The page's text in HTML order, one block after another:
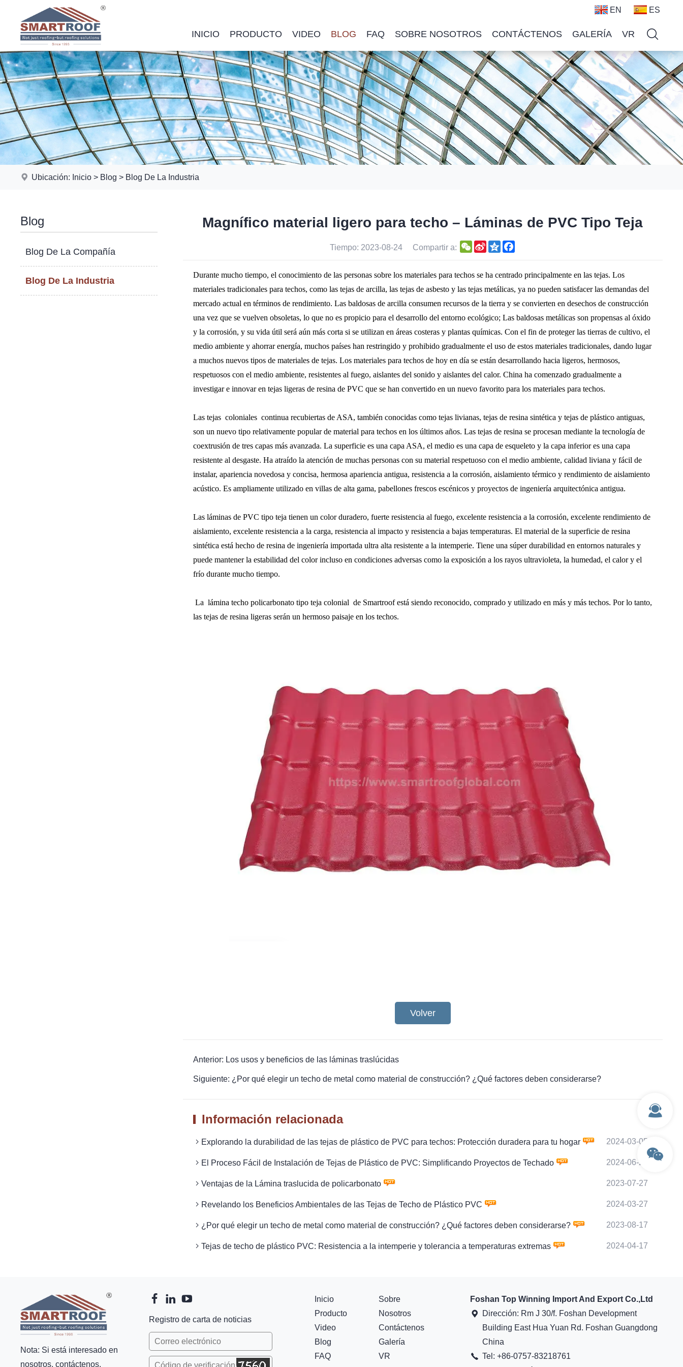
INICIO PRODUCTO VIDEO BLOG FAQ SOBRE NOSOTROS CONTÁCTENOS GALERÍA VR
EN ES
Ubicación: Inicio > Blog > Blog De La Industria
Blog
Blog De La Compañía
Blog De La Industria
Magnífico material ligero para techo – Láminas de PVC Tipo Teja
Tiempo: 2023-08-24 Compartir a: WeChat
Sina
Weibo
QzoneFacebook
Durante mucho tiempo, el conocimiento de las personas sobre los materiales para techos se ha centrado principalmente en las tejas. Los
materiales tradicionales para techos, como las tejas de arcilla, las tejas de asbesto y las tejas metálicas, ya no pueden satisfacer las demandas del
mercado actual en términos de rendimiento. Las baldosas de arcilla consumen recursos de la tierra y se convierten en desechos de construcción
una vez que se vuelven obsoletas, lo que no es propicio para el desarrollo del entorno ecológico; Las baldosas metálicas son propensas al óxido
y la corrosión, y su vida útil será aún más corta si se utilizan en áreas costeras y plantas químicas. Con el fin de proteger las tierras de cultivo, el
medio ambiente y ahorrar energía, muchos países han restringido y prohibido gradualmente el uso de estos materiales tradicionales, dando lugar
a muchos nuevos tipos de materiales de tejas. Los materiales para techos de hoy en día se están desarrollando hacia ligeros, hermosos,
respetuosos con el medio ambiente, resistentes al fuego, aislantes del sonido y aislantes del calor. China ha comenzado gradualmente a
investigar e innovar en tejas ligeras de resina de PVC que se han convertido en un nuevo favorito para los materiales para techos.
Las tejas coloniales continua recubiertas de ASA, también conocidas como tejas livianas, tejas de resina sintética y tejas de plástico antiguas,
son un nuevo tipo relativamente popular de material para techos en los últimos años. Las tejas de resina se procesan mediante la tecnología de
coextrusión de tres capas más avanzada. La superficie es una capa ASA, el medio es una capa de esqueleto y la capa inferior es una capa
resistente al desgaste. Ha atraído la atención de muchas personas con su material respetuoso con el medio ambiente, calidad liviana y fácil de
instalar, apariencia novedosa y concisa, hermosa apariencia antigua, resistencia a la corrosión, aislamiento térmico y rendimiento de aislamiento
acústico. Es ampliamente utilizado en villas de alta gama, pabellones frescos escénicos y proyectos de ingeniería arquitectónica antigua.
Las láminas de PVC tipo teja tienen un color duradero, fuerte resistencia al fuego, excelente resistencia a la corrosión, excelente rendimiento de
aislamiento, excelente resistencia a la carga, resistencia al impacto y resistencia a bajas temperaturas. El material de la superficie de resina
sintética está hecho de resina de ingeniería importada ultra alta resistente a la intemperie. Tiene una súper durabilidad en entornos naturales y
puede mantener la estabilidad del color incluso en condiciones adversas como la exposición a los rayos ultravioleta, la humedad, el calor y el
frío durante mucho tiempo.
La lámina techo policarbonato tipo teja colonial de Smartroofestá siendo reconocido, comprado y utilizado en más y más techos. Por lo tanto,
las tejas de resina ligeras serán un hermoso paisaje en los techos.
Volver
Anterior: Los usos y beneficios de las láminas traslúcidas
Siguiente: ¿Por qué elegir un techo de metal como material de construcción? ¿Qué factores deben considerarse?
Información relacionada
Explorando la durabilidad de las tejas de plástico de PVC para techos: Protección duradera para tu hogar 2024-03-05
El Proceso Fácil de Instalación de Tejas de Plástico de PVC: Simplificando Proyectos de Techado 2024-06-27
Ventajas de la Lámina traslucida de policarbonato 2023-07-27
Revelando los Beneficios Ambientales de las Tejas de Techo de Plástico PVC 2024-03-27
¿Por qué elegir un techo de metal como material de construcción? ¿Qué factores deben considerarse? 2023-08-17
Tejas de techo de plástico PVC: Resistencia a la intemperie y tolerancia a temperaturas extremas 2024-04-17
Nota: Si está interesado en
nosotros, contáctenos.
Registro de carta de noticias
Inicio
Producto
Video
Blog
FAQ
Sobre
Nosotros
Contáctenos
Galería
VR
Foshan Top Winning Import And Export Co.,Ltd
Dirección: Rm J 30/f. Foshan Development
Building East Hua Yuan Rd. Foshan Guangdong
China
Tel: +86-0757-83218761